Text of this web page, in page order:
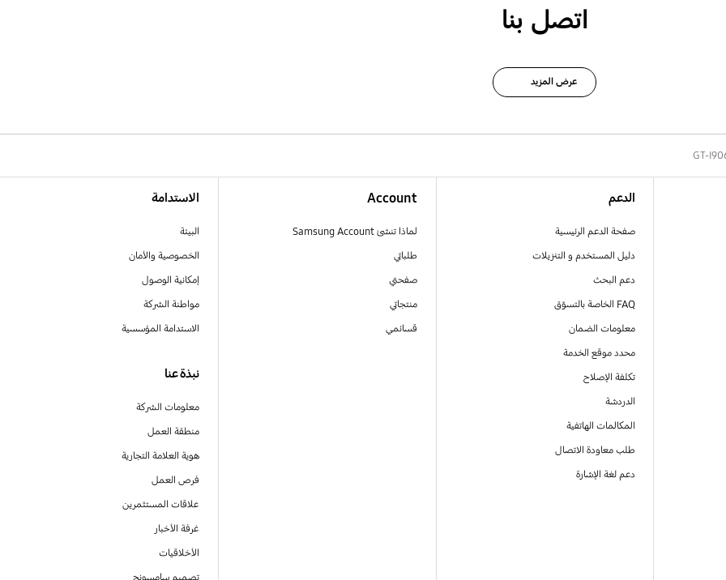
اتصل بنا
عرض المزيد
GT-
الدعم
صفحة الدعم الرئيسية
دليل المستخدم و التنزيلات
دعم البحث
FAQ الخاصة بالتسوّق
معلومات الضمان
محدد موقع الخدمة
تكلفة الإصلاح
الدردشة
المكالمات الهاتفية
طلب معاودة الاتصال
دعم لغة الإشارة
Account
لماذا تنشئ Samsung Account
طلباتي
صفحتي
منتجاتي
قسائمي
الاستدامة
البيئة
الخصوصية والأمان
إمكانية الوصول
مواطنة الشركة
الاستدامة المؤسسية
نبذة عنا
معلومات الشركة
منطقة العمل
هوية العلامة التجارية
فرص العمل
علاقات المستثمرين
غرفة الأخبار
الأخلاقيات